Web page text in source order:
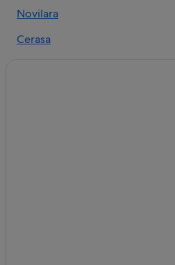
Hoteles cerca de Estadio Vitrifrigo
Vallefoglia hoteles
Novilara
Cerasa